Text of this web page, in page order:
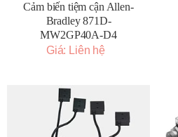
Cảm biến tiệm cận Allen-
Bradley 871D-
MW2GP40A-D4
Giá: Liên hệ